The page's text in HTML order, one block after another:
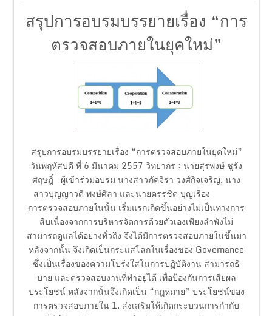
สรุปการอบรมบรรยายเรื่อง “การ
ตรวจสอบภายในยุคใหม่”
สรุปการอบรมบรรยายเรื่อง “การตรวจสอบภายในยุคใหม่”
วันพฤหัสบดี ที่ 6 มีนาคม 2557 วิทยากร : นายสุรพงษ์ ชูรัง
ศฤษฎิ์ ผู้เข้าร่วมอบรม นางสาวภัคจิรา วงศ์กิจเจริญ, นาง
สาวบุญญาวดี พงษ์ศิลา และนายครรชิต บุญเรือง
การตรวจสอบภายในนั้น เริ่มแรกเกิดขึ้นอย่างไม่เป็นทางการ
สืบเนื่องจากการบริหารจัดการด้วยตัวเองเพียงลำพังไม่
สามารถดูแลได้อย่างทั่วถึง จึงได้มีการตรวจสอบภายในขึ้นมา
หลังจากนั้น จึงเกิดเป็นกระแสโลกในเรื่องของ Governance
ซึ่งเป็นเรื่องของความโปร่งใสในการปฏิบัติงาน สามารถธิ
บาย และตรวจสอบงานที่ทำอยู่ได้ เพื่อป้องกันการเสียผล
ประโยชน์ หลังจากนั้นจึงเกิดเป็น “กฎหมาย” ประโยชน์ของ
การตรวจสอบภายใน 1. ส่งเสริมให้เกิดกระบวนการกำกับ